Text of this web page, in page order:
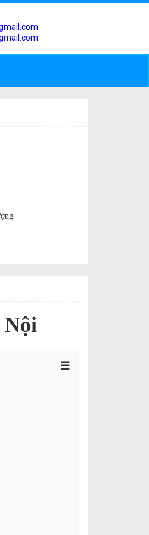
Nội
☰